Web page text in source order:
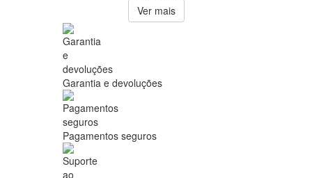
Ver mais
Garantia e devoluções
Pagamentos seguros